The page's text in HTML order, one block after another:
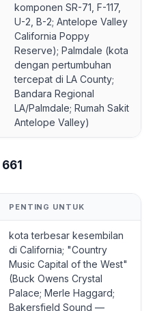
komponen SR-71, F-117,
U-2, B-2; Antelope Valley
California Poppy
Reserve); Palmdale (kota
dengan pertumbuhan
tercepat di LA County;
Bandara Regional
LA/Palmdale; Rumah Sakit
Antelope Valley)
PENTING UNTUK
kota terbesar kesembilan
di California; "Country
Music Capital of the West"
(Buck Owens Crystal
Palace; Merle Haggard;
Bakersfield Sound —